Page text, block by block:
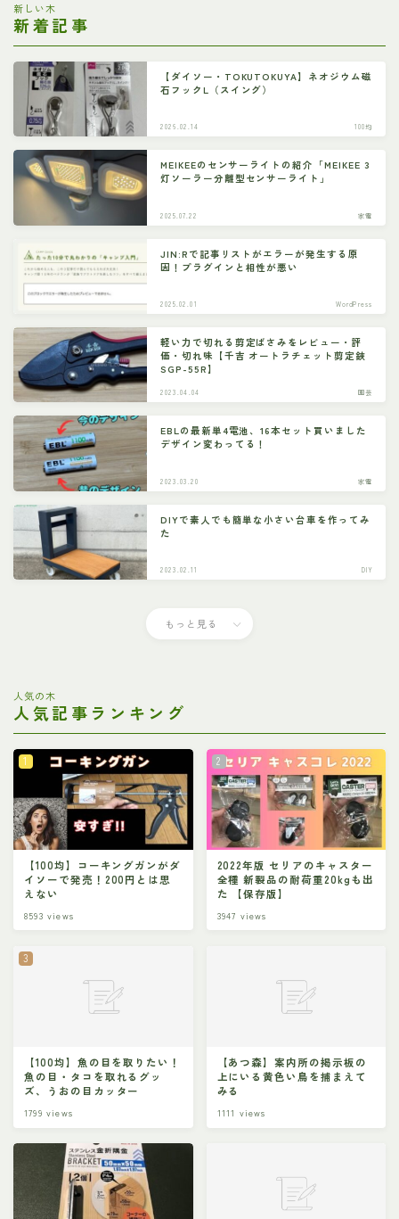
新しい木
新着記事
【ダイソー・TOKUTOKUYA】ネオジウム磁
石フックL（スイング）
2026.02.14 100均
MEIKEEのセンサーライトの紹介「MEIKEE 3
灯ソーラー分離型センサーライト」
2025.07.22 家電
JIN:Rで記事リストがエラーが発生する原
因！プラグインと相性が悪い
2025.02.01 WordPress
軽い力で切れる剪定ばさみをレビュー・評
価・切れ味【千吉 オートラチェット剪定鋏
SGP-55R】
2023.04.04 園芸
EBLの最新単4電池、16本セット買いました
デザイン変わってる！
2023.03.20 家電
DIYで素人でも簡単な小さい台車を作ってみ
た
2023.02.11 DIY
もっと見る
人気の木
人気記事ランキング
【100均】コーキングガンがダ
イソーで発売！200円とは思
えない
8593 views
2022年版 セリアのキャスター
全種 新製品の耐荷重20kgも出
た 【保存版】
3947 views
【100均】魚の目を取りたい！
魚の目・タコを取れるグッ
ズ、うおの目カッター
1799 views
【あつ森】案内所の掲示板の
上にいる黄色い鳥を捕まえて
みる
1111 views